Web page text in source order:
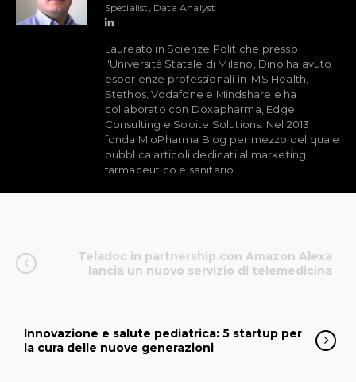
Specialist, Data Analyst
Laureato in Scienze Politiche presso
l'Università Statale di Milano, Dino ha avuto
esperienze professionali in IMS Health,
Stethos, Vodafone e Mindshare e ha
collaborato con Doxapharma, Edge
Consulting e Sooite Solutions. Nel 2013
fonda MioPharma Blog per mezzo del quale
pubblica articoli dedicati al marketing
farmaceutico e sanitario.
Teladoc in partnership con Amazon Alexa
lancia un nuovo servizio di telemedicina
Innovazione e salute pediatrica: 5 startup per
la cura delle nuove generazioni